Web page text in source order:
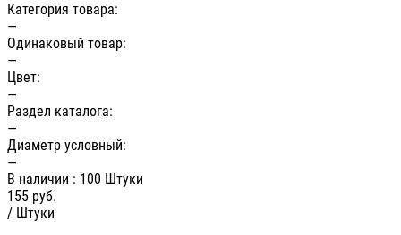
Категория товара:
—
Одинаковый товар:
—
Цвет:
—
Раздел каталога:
—
Диаметр условный:
—
В наличии : 100 Штуки
155 руб.
/ Штуки